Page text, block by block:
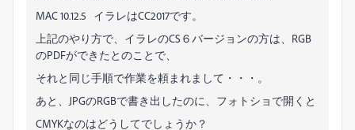
MAC 10.12.5 イラレはCC2017です。
上記のやり方で、イラレのCS６バージョンの方は、RGB
のPDFができたとのことで、
それと同じ手順で作業を頼まれまして・・・。
あと、JPGのRGBで書き出したのに、フォトショで開くと
CMYKなのはどうしてでしょうか？